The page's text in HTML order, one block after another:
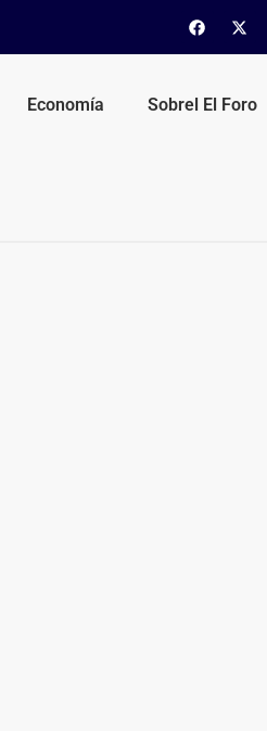
Economía Sobrel El Foro